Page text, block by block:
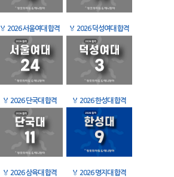
🏅 2026 서울여대 합격 🏅 2026 덕성여대 합격
🏅 2026 단국대 합격 🏅 2026 한성대 합격
🏅 2026 삼육대 합격 🏅 2026 명지대 합격